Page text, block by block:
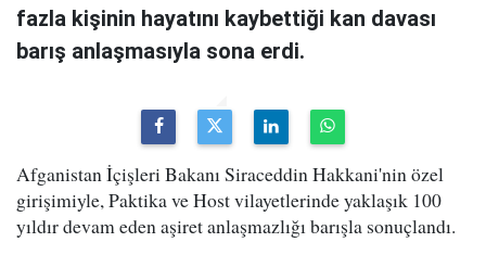
fazla kişinin hayatını kaybettiği kan davası
barış anlaşmasıyla sona erdi.
Afganistan İçişleri Bakanı Siraceddin Hakkani'nin özel
girişimiyle, Paktika ve Host vilayetlerinde yaklaşık 100
yıldır devam eden aşiret anlaşmazlığı barışla sonuçlandı.